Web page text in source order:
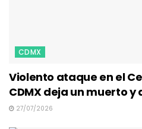
CDMX
Violento ataque en el
CDMX deja un muerto y
27/07/2026